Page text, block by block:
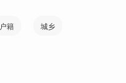
户籍 城乡